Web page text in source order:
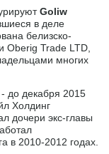
Goliw
в деле
белизско-
Oberig Trade LTD,
многих
до декабря 2015
Холдинг
дочери экс-главы
в 2010-2012 годах.